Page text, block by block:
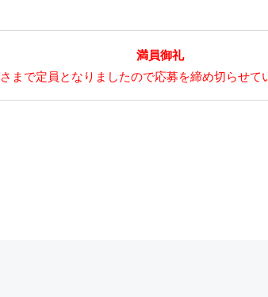
満員御礼
まで定員となりましたので応募を締め切らせて